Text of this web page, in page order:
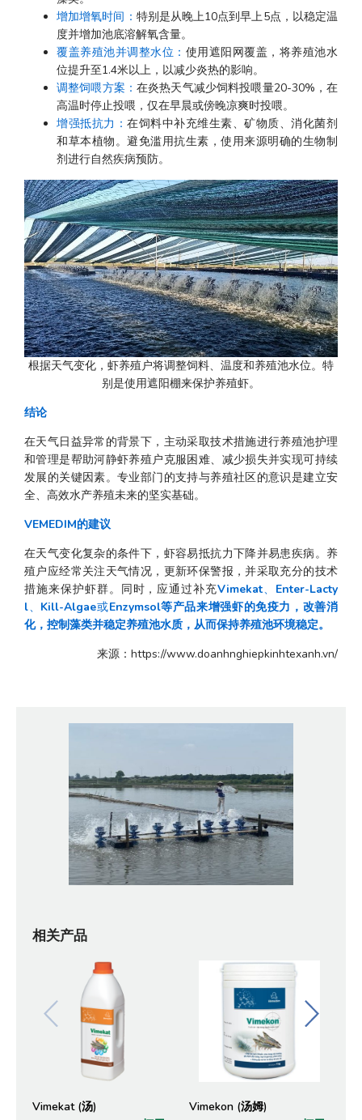
增加增氧时间： 特别是从晚上10点到早上5点，以稳定温
度并增加池底溶解氧含量。
覆盖养殖池并调整水位： 使用遮阳网覆盖，将养殖池水
位提升至1.4米以上，以减少炎热的影响。
调整饲喂方案： 在炎热天气减少饲料投喂量20-30%，在
高温时停止投喂，仅在早晨或傍晚凉爽时投喂。
增强抵抗力：在饲料中补充维生素、矿物质、消化菌剂
和草本植物。避免滥用抗生素，使用来源明确的生物制
剂进行自然疾病预防。
根据天气变化，虾养殖户将调整饲料、温度和养殖池水位。特
别是使用遮阳棚来保护养殖虾。
结论
在天气日益异常的背景下，主动采取技术措施进行养殖池护理
和管理是帮助河静虾养殖户克服困难、减少损失并实现可持续
发展的关键因素。专业部门的支持与养殖社区的意识是建立安
全、高效水产养殖未来的坚实基础。
VEMEDIM的建议
在天气变化复杂的条件下，虾容易抵抗力下降并易患疾病。养
殖户应经常关注天气情况，更新环保警报，并采取充分的技术
措施来保护虾群。同时，应通过补充Vimekat、 Enter-Lacty
l、 Kill-Algae或Enzymsol等产品来增强虾的免疫力，改善消
化，控制藻类并稳定养殖池水质，从而保持养殖池环境稳定。
来源：https://www.doanhnghiepkinhtexanh.vn/
相关产品
Vimekat (汤)
Vimekon (汤姆)